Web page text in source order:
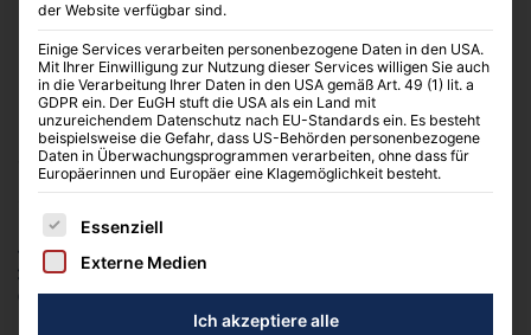
Primary - H3 - kleine Überschrift
Secondary - H1 - große
Überschrift
Secondary - H2 - normale Überschrift
Listenelement #1
Listenelement #2
Listenelement #3
der Website verfügbar sind.
Einige Services verarbeiten personenbezogene Daten in den USA.
Mit Ihrer Einwilligung zur Nutzung dieser Services willigen Sie auch
in die Verarbeitung Ihrer Daten in den USA gemäß Art. 49 (1) lit. a
GDPR ein. Der EuGH stuft die USA als ein Land mit
unzureichendem Datenschutz nach EU-Standards ein. Es besteht
beispielsweise die Gefahr, dass US-Behörden personenbezogene
Daten in Überwachungsprogrammen verarbeiten, ohne dass für
Europäerinnen und Europäer eine Klagemöglichkeit besteht.
Es folgt eine Liste der Service-Gruppen, für die eine Einwilligung erteilt
Essenziell
Externe Medien
Ich akzeptiere alle